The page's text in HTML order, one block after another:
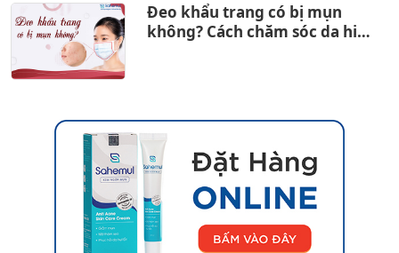
Đeo khẩu trang có bị mụn
không? Cách chăm sóc da hiệu